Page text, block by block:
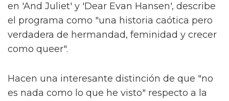
en 'And Juliet' y 'Dear Evan Hansen', describe
el programa como "una historia caótica pero
verdadera de hermandad, feminidad y crecer
como queer".
Hacen una interesante distinción de que "no
es nada como lo que he visto" respecto a la